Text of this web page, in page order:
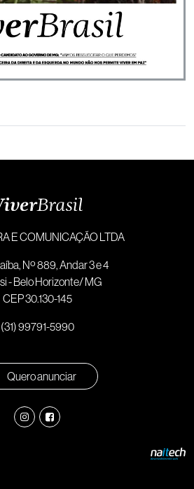
E COMUNICAÇÃO LTDA
Nº 889, Andar 3 e 4
- Belo Horizonte/ MG
CEP 30.130-145
(31) 99791-5990
Quero anunciar